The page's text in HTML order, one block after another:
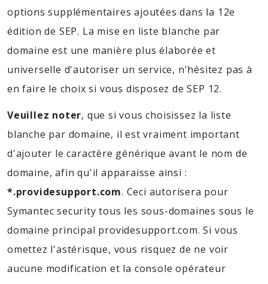
options supplémentaires ajoutées dans la 12e
édition de SEP. La mise en liste blanche par
domaine est une manière plus élaborée et
universelle d'autoriser un service, n'hésitez pas à
en faire le choix si vous disposez de SEP 12.
Veuillez noter, que si vous choisissez la liste
blanche par domaine, il est vraiment important
d'ajouter le caractère générique avant le nom de
domaine, afin qu'il apparaisse ainsi :
*.providesupport.com. Ceci autorisera pour
Symantec security tous les sous-domaines sous le
domaine principal providesupport.com. Si vous
omettez l'astérisque, vous risquez de ne voir
aucune modification et la console opérateur